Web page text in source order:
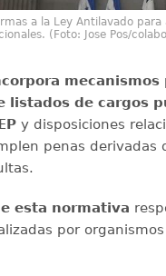
a la Ley Antilavado para
(Foto: Jose Pos/
mecanismos
listados de cargos
y disposiciones
penas derivadas
esta normativa
por organismos